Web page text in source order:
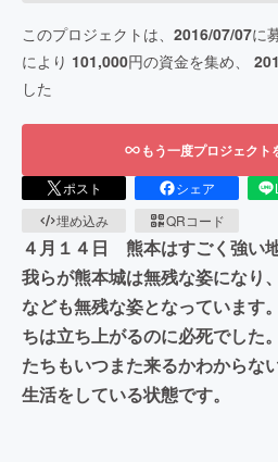
このプロジェクトは、 2016/07/07に
により 101,000円の資金を集め、
した
もう一度プロジェクト
ポスト シェア
埋め込み
QRコード
４月１４日 熊本はすごく強い
我らが熊本城は無残な姿になり
なども無残な姿となっています
ちは立ち上がるのに必死でした
たちもいつまた来るかわからな
生活をしている状態です。